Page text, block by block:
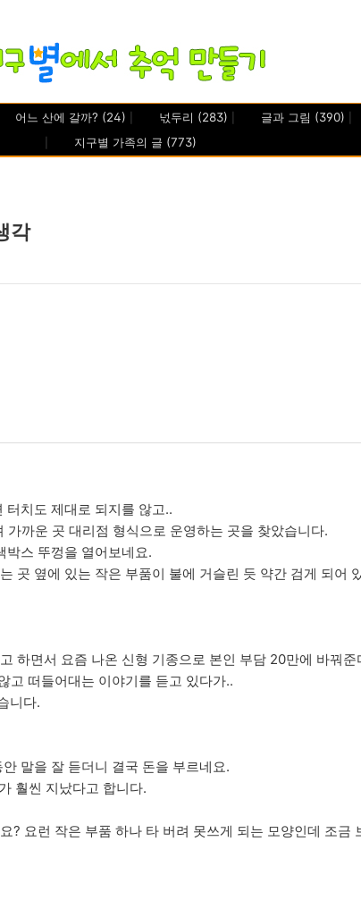
어느 산에 갈까? (24) 넋두리 (283) 글과 그림 (390)
지구별 가족의 글 (773)
각
터치도 제대로 되지를 않고..
까운 곳 대리점 형식으로 운영하는 곳을 찾았습니다.
박스 뚜껑을 열어보네요.
곳 옆에 있는 작은 부품이 불에 거슬린 듯 약간 검게 되어
하면서 요즘 나온 신형 기종으로 본인 부담 20만에 바꿔준
고 떠들어대는 이야기를 듣고 있다가..
니다.
말을 잘 듣더니 결국 돈을 부르네요.
훨씬 지났다고 합니다.
? 요런 작은 부품 하나 타 버려 못쓰게 되는 모양인데 조금